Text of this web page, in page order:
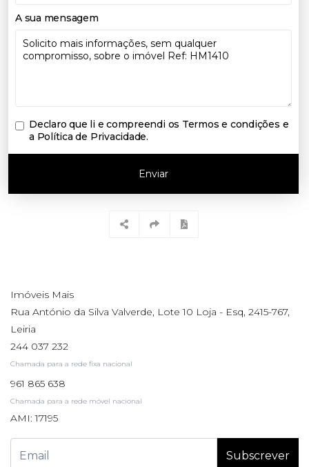
A sua mensagem
Declaro que li e compreendi os Termos e condições e
a Política de Privacidade.
Enviar
Imóveis Mais
Rua António da Silva Valverde, Lote 10 Loja - Esq, 2415-767,
Leiria
244 037 232
Chamada para a rede fixa nacional
961 865 638
Chamada para a rede móvel nacional
AMI: 17195
Subscrever